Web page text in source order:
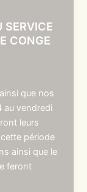
SERVICE
CONGE
que nos
au vendredi
leurs
période
ainsi que le
feront